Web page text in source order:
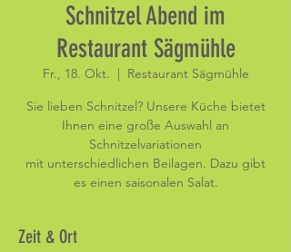
Schnitzel Abend im
Restaurant Sägmühle
Fr., 18. Okt.
  |
Restaurant Sägmühle
Sie lieben Schnitzel? Unsere Küche bietet
Ihnen eine große Auswahl an
Schnitzelvariationen
mit unterschiedlichen Beilagen. Dazu gibt
es einen saisonalen Salat.
Zeit & Ort